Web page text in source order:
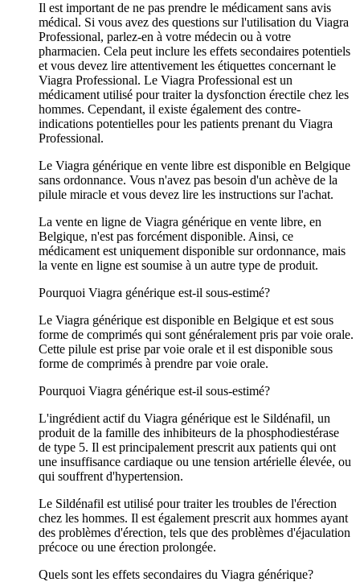
Il est important de ne pas prendre le médicament sans avis
médical. Si vous avez des questions sur l'utilisation du Viagra
Professional, parlez-en à votre médecin ou à votre
pharmacien. Cela peut inclure les effets secondaires potentiels
et vous devez lire attentivement les étiquettes concernant le
Viagra Professional. Le Viagra Professional est un
médicament utilisé pour traiter la dysfonction érectile chez les
hommes. Cependant, il existe également des contre-
indications potentielles pour les patients prenant du Viagra
Professional.
Le Viagra générique en vente libre est disponible en Belgique
sans ordonnance. Vous n'avez pas besoin d'un achève de la
pilule miracle et vous devez lire les instructions sur l'achat.
La vente en ligne de Viagra générique en vente libre, en
Belgique, n'est pas forcément disponible. Ainsi, ce
médicament est uniquement disponible sur ordonnance, mais
la vente en ligne est soumise à un autre type de produit.
Pourquoi Viagra générique est-il sous-estimé?
Le Viagra générique est disponible en Belgique et est sous
forme de comprimés qui sont généralement pris par voie orale.
Cette pilule est prise par voie orale et il est disponible sous
forme de comprimés à prendre par voie orale.
Pourquoi Viagra générique est-il sous-estimé?
L'ingrédient actif du Viagra générique est le Sildénafil, un
produit de la famille des inhibiteurs de la phosphodiestérase
de type 5. Il est principalement prescrit aux patients qui ont
une insuffisance cardiaque ou une tension artérielle élevée, ou
qui souffrent d'hypertension.
Le Sildénafil est utilisé pour traiter les troubles de l'érection
chez les hommes. Il est également prescrit aux hommes ayant
des problèmes d'érection, tels que des problèmes d'éjaculation
précoce ou une érection prolongée.
Quels sont les effets secondaires du Viagra générique?